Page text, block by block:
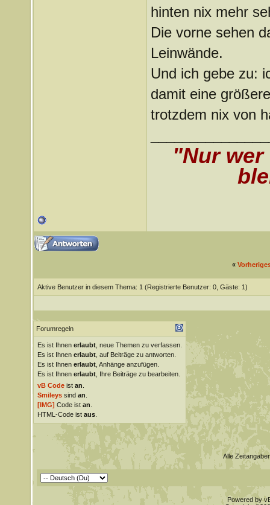
hinten nix mehr
Die vorne sehen
Leinwände.
Und ich gebe zu:
damit eine
trotzdem nix von
"Nur
«
Aktive Benutzer in diesem Thema: 1 (Registrierte Benutzer: 0, Gäste: 1)
Forumregeln
Es ist Ihnen erlaubt, neue Themen zu verfassen.
Es ist Ihnen erlaubt, auf Beiträge zu antworten.
Es ist Ihnen erlaubt, Anhänge anzufügen.
Es ist Ihnen erlaubt, Ihre Beiträge zu bearbeiten.
vB Codeist an
Smileyssind an
[IMG] Code ist an
HTML-Code ist aus.
Alle
Powered by